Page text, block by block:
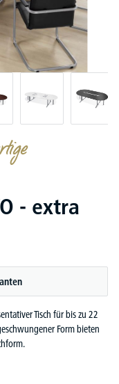
- extra
Tisch für bis zu 22
Form bieten